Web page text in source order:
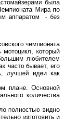
была
Мира по
аппаратом - без
чемпионата
который
любителем
часто бывает, его
лучшей идеи как
плане. Основной
количества
полностью видно
изготовить и